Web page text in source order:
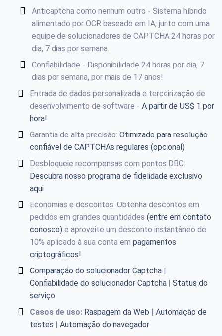
Anticaptcha como nenhum outro - Sistema híbrido
alimentado por OCR baseado em IA, junto com uma
equipe de solucionadores de CAPTCHA 24 horas por
dia, 7 dias por semana.
Confiabilidade - Disponibilidade 24 horas por dia, 7
dias por semana, por mais de 17 anos!
Entrada de dados personalizada e terceirização de
desenvolvimento de software - A partir de US$ 1 por
hora!
Garantia de alta precisão: Otimizado para resolução
confiável de CAPTCHAs regulares (opcional)
Desbloqueie recompensas com pontos DBC:
Descubra nosso programa de fidelidade exclusivo
aqui
Economias e descontos: Obtenha descontos em
pedidos em grandes quantidades (entre em contato
conosco) e aproveite um desconto instantâneo de
10% aplicado à sua conta em pagamentos
criptográficos!
Comparação do solucionador Captcha |
Confiabilidade do solucionador Captcha | Status do
serviço
Casos de uso: Raspagem da Web | Automação de
testes | Automação do navegador